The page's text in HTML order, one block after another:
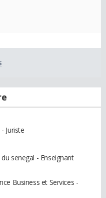
Juriste
senegal - Enseignant
Business et Services -